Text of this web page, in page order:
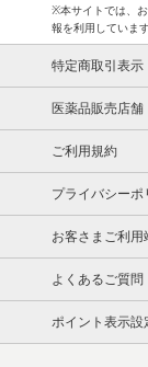
※本サイトでは、
報を利用しています
特定商取引表示
医薬品販売店舗
ご利用規約
プライバシーポ
お客さまご利
よくあるご質問
ポイント表示設